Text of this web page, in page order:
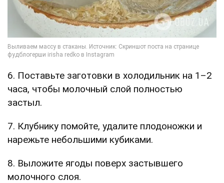
6. Поставьте заготовки в холодильник на 1–2
часа, чтобы молочный слой полностью
застыл.
7. Клубнику помойте, удалите плодоножки и
нарежьте небольшими кубиками.
8. Выложите ягоды поверх застывшего
молочного слоя.